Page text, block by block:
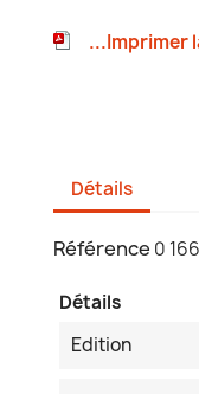
...Imprimer
Détails
Référence 0
Détails
Edition